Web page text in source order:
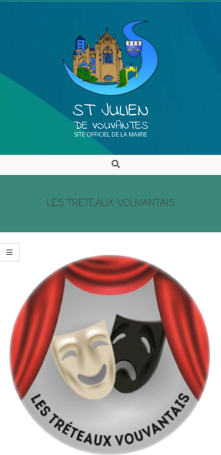
ST JULIEN
DE VOUVANTES
SITE OFFICIEL DE LA MAIRIE
LES TRETEAUX VOUVANTAIS